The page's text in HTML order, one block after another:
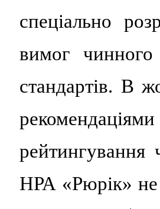
спеціально
вимог чинного
стандартів. В
рейтингування
НРА «Рюрік» не